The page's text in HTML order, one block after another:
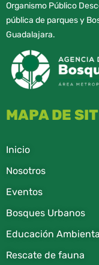
Organismo Público
pública de parques y
Guadalajara.
MAPA DE
Inicio
Nosotros
Eventos
Bosques Urbanos
Educación
Rescate de fauna​